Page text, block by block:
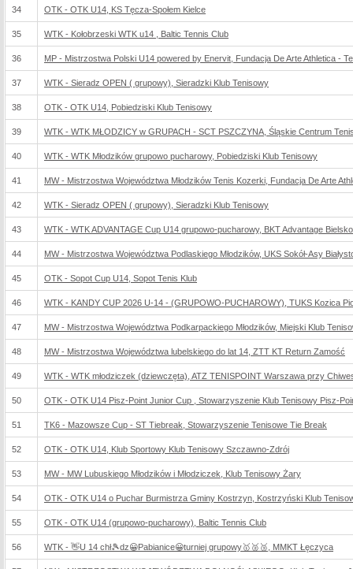
34 OTK - OTK U14, KS Tęcza-Społem Kielce
35 WTK - Kołobrzeski WTK u14 , Baltic Tennis Club
36 MP - Mistrzostwa Polski U14 powered by Enervit, Fundacja De Arte Athletica -
37 WTK - Sieradz OPEN ( grupowy), Sieradzki Klub Tenisowy
38 OTK - OTK U14, Pobiedziski Klub Tenisowy
39 WTK - WTK MŁODZICY w GRUPACH - SCT PSZCZYNA, Śląskie Centrum
40 WTK - WTK Młodzików grupowo pucharowy, Pobiedziski Klub Tenisowy
41 MW - Mistrzostwa Województwa Młodzików Tenis Kozerki, Fundacja De Arte
42 WTK - Sieradz OPEN ( grupowy), Sieradzki Klub Tenisowy
43 WTK - WTK ADVANTAGE Cup U14 grupowo-pucharowy, BKT Advantage
44 MW - Mistrzostwa Województwa Podlaskiego Młodzików, UKS Sokół-Asy
45 OTK - Sopot Cup U14, Sopot Tenis Klub
46 WTK - KANDY CUP 2026 U-14 - (GRUPOWO-PUCHAROWY), TUKS Kozica
47 MW - Mistrzostwa Województwa Podkarpackiego Młodzików, Miejski Klub
48 MW - Mistrzostwa Województwa lubelskiego do lat 14, ZTT KT Return Zamość
49 WTK - WTK młodziczek (dziewczęta), ATZ TENISPOINT Warszawa przy
50 OTK - OTK U14 Pisz-Point Junior Cup , Stowarzyszenie Klub Tenisowy Pisz-
51 TK6 - Mazowsze Cup - ST Tiebreak, Stowarzyszenie Tenisowe Tie Break
52 OTK - OTK U14, Klub Sportowy Klub Tenisowy Szczawno-Zdrój
53 MW - MW Lubuskiego Młodzików i Młodziczek, Klub Tenisowy Żary
54 OTK - OTK U14 o Puchar Burmistrza Gminy Kostrzyn, Kostrzyński Klub
55 OTK - OTK U14 (grupowo-pucharowy), Baltic Tennis Club
56 WTK - 👋U 14 chł🎾dz😀Pabianice😀turniej grupowy🥇🥈🥉, MMKT Łęczyca